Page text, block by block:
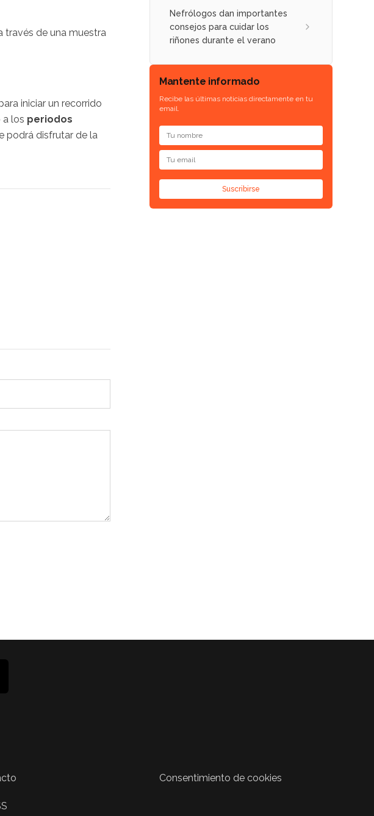
través de una muestra
iniciar un recorrido
a los periodos
podrá disfrutar de la
Nefrólogos dan importantes
consejos para cuidar los
riñones durante el verano
Mantente informado
Recibe las últimas noticias directamente en tu
email.
Suscribirse
Consentimiento de cookies